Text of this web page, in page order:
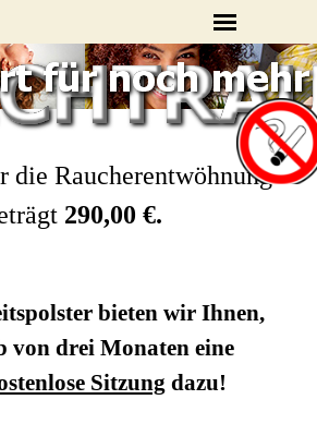
die Raucherentwöhnung
290,00 €.
bieten wir Ihnen,
von drei Monaten eine
Sitzung dazu!